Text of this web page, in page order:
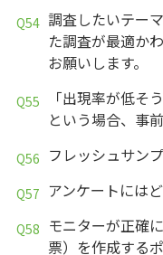
調査したいテー
た調査が最適か
お願いします。
「出現率が低そ
という場合、事
フレッシュサン
アンケートには
モニターが正確
票）を作成する